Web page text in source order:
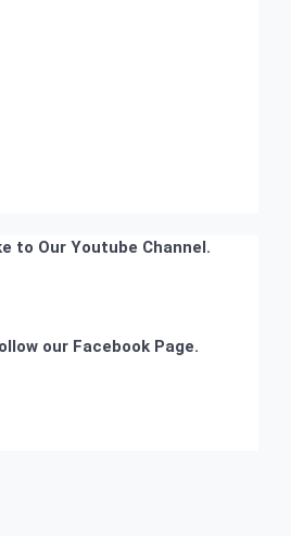
to Our Youtube Channel.
our Facebook Page.